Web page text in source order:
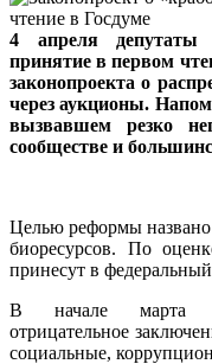
4 апреля депутаты
принятие в первом
законопроекта о
через аукционы.
вызвавшем резко
сообществе и
Целью реформы
биоресурсов. По
принесут в
В начале марта
отрицательное
социальные,